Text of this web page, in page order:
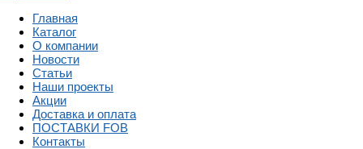
Главная
Каталог
О компании
Новости
Статьи
Наши проекты
Акции
Доставка и оплата
ПОСТАВКИ FOB
Контакты